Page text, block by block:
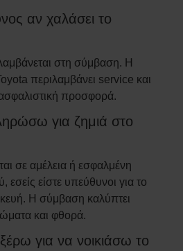
αν χαλάσει το
στη σύμβαση. Η
περιλαμβάνει service και
προσφορά.
για ζημιά στο
σε αμέλεια ή εσφαλμένη
είστε υπεύθυνοι για το
Η σύμβαση καλύπτει
και φθορά.
για να νοικιάσω το